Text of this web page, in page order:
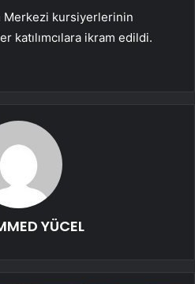
Merkezi kursiyerlerinin
katılımcılara ikram edildi.
YÜCEL